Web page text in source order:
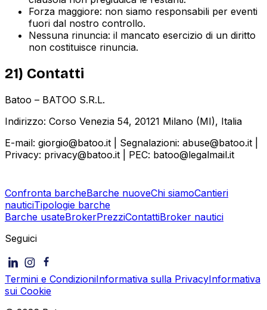
Forza maggiore: non siamo responsabili per eventi
fuori dal nostro controllo.
Nessuna rinuncia: il mancato esercizio di un diritto
non costituisce rinuncia.
21) Contatti
Batoo – BATOO S.R.L.
Indirizzo: Corso Venezia 54, 20121 Milano (MI), Italia
E-mail: giorgio@batoo.it | Segnalazioni: abuse@batoo.it |
Privacy: privacy@batoo.it | PEC: batoo@legalmail.it
Confronta barcheBarche nuoveChi siamoCantieri
nauticiTipologie barche
Barche usateBrokerPrezziContattiBroker nautici
Seguici
Termini e CondizioniInformativa sulla PrivacyInformativa
sui Cookie